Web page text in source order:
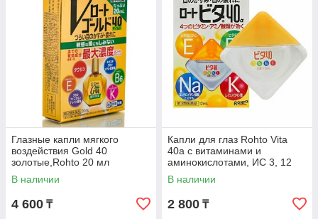
Глазные капли мягкого
воздействия Gold 40
золотые,Rohto 20 мл
свежесть 0
В наличии
4 600 ₸
Капли для глаз Rohto Vita
40a с витаминами и
аминокислотами, ИС 3, 12
мл,
В наличии
2 800 ₸